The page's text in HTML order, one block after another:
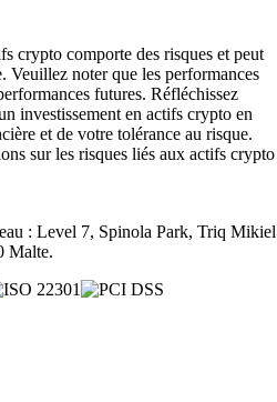
crypto comporte des risques et peut
Veuillez noter que les performances
futures. Réfléchissez
investissement en actifs crypto en
et de votre tolérance au risque.
sur les risques liés aux actifs crypto
: Level 7, Spinola Park, Triq Mikiel
Malte.